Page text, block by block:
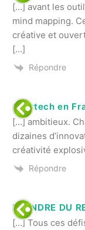
[…] avant les
mind mapping.
créative et
[…]
Répondre
Sportech en
[…] ambitieux.
dizaines
créativité
Répondre
PRENDRE DU
[…] Tous ces